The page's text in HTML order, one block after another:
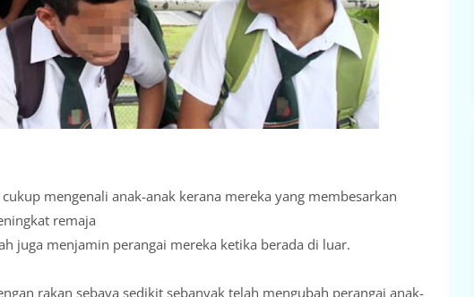
mengenali anak-anak kerana mereka yang membesarkan
remaja
juga menjamin perangai mereka ketika berada di luar.
rakan sebaya sedikit sebanyak telah mengubah perangai anak-